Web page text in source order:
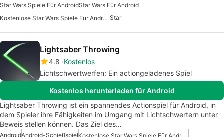
Star Wars Spiele Für AndroidStar Wars Für Android
Kostenlose Star Wars Spiele Für Android Star
Lightsaber Throwing
4.8 Kostenlos
Lichtschwertwerfen: Ein actiongeladenes Spiel
Kostenlos herunterladen für Android
Lightsaber Throwing ist ein spannendes Actionspiel für Android, in
dem Spieler ihre Fähigkeiten im Umgang mit Lichtschwertern unter
Beweis stellen können. Das Ziel des…
AndroidAndroid-Schießspiel